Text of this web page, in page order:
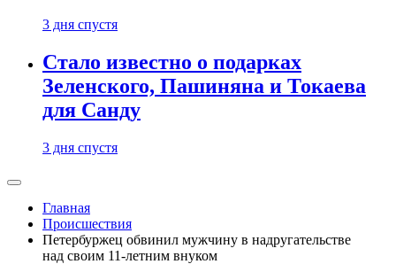
3 дня спустя
Стало известно о подарках
Зеленского, Пашиняна и Токаева
для Санду
3 дня спустя
Главная
Происшествия
Петербуржец обвинил мужчину в надругательстве
над своим 11-летним внуком